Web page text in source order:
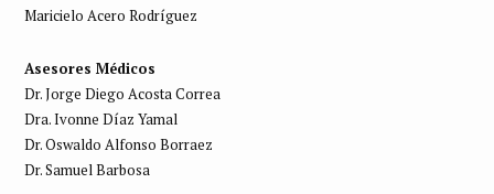
Maricielo Acero Rodríguez
Asesores Médicos
Dr. Jorge Diego Acosta Correa
Dra. Ivonne Díaz Yamal
Dr. Oswaldo Alfonso Borraez
Dr. Samuel Barbosa